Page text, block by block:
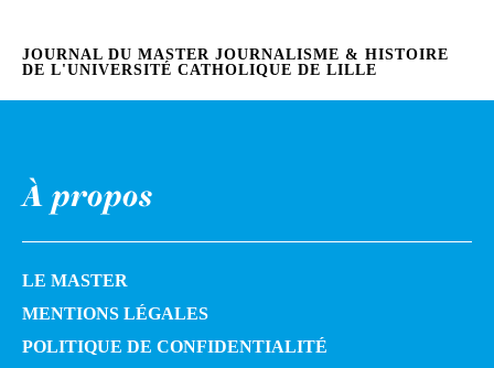
JOURNAL DU MASTER JOURNALISME & HISTOIRE
DE L'UNIVERSITÉ CATHOLIQUE DE LILLE
À propos
LE MASTER
MENTIONS LÉGALES
POLITIQUE DE CONFIDENTIALITÉ